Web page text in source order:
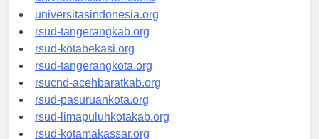
universitassamarinda.id
universitasindonesia.org
rsud-tangerangkab.org
rsud-kotabekasi.org
rsud-tangerangkota.org
rsucnd-acehbaratkab.org
rsud-pasuruankota.org
rsud-limapuluhkotakab.org